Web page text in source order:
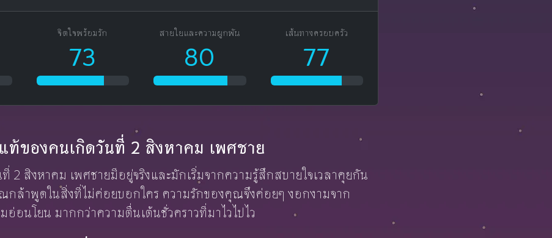
จิตใจพร้อมรัก
73
สายใยและความผูกพัน
80
เส้นทางครอบครัว
77
ท้ของคนเกิดวันที่ 2 สิงหาคม เพศชาย
2 สิงหาคม เพศชายมีอยู่จริงและมักเริ่มจากความรู้สึกสบายใจเวลาคุยกัน
กล้าพูดในสิ่งที่ไม่ค่อยบอกใคร ความรักของคุณจึงค่อยๆ งอกงามจาก
อ่อนโยน มากกว่าความตื่นเต้นชั่วคราวที่มาไวไปไว